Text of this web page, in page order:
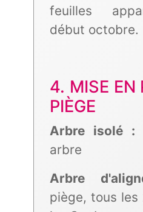
feuilles
début octobre.
4. MISE EN
PIÈGE
Arbre isolé :
arbre
Arbre
piège, tous les